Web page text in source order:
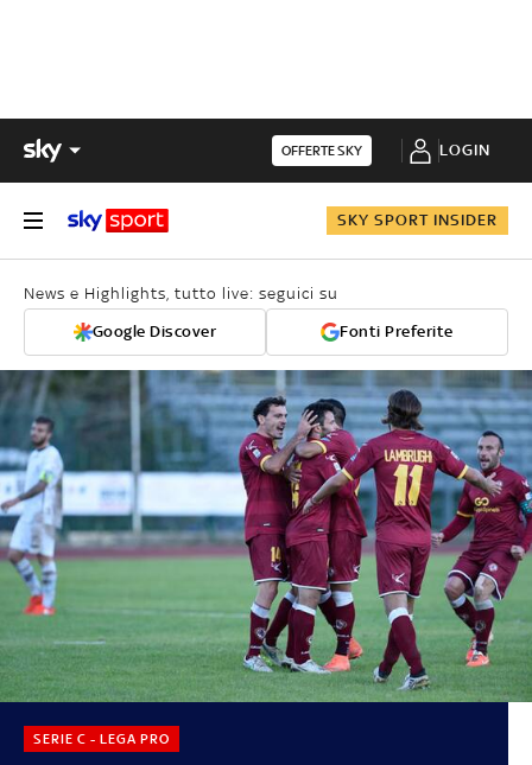
OFFERTE SKY LOGIN
SKY SPORT INSIDER
News e Highlights, tutto live: seguici su
Google Discover Fonti Preferite
SERIE C - LEGA PRO